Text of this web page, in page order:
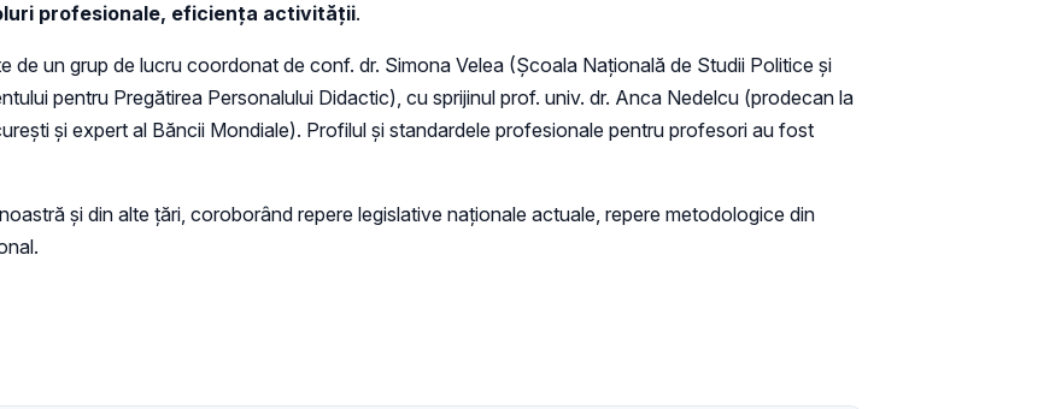
profesionale, eficiența activității.
un grup de lucru coordonat de conf. dr. Simona Velea (Școala Națională de Studii Politice și
pentru Pregătirea Personalului Didactic), cu sprijinul prof. univ. dr. Anca Nedelcu (prodecan la
și expert al Băncii Mondiale). Profilul și standardele profesionale pentru profesori au fost
și din alte țări, coroborând repere legislative naționale actuale, repere metodologice din